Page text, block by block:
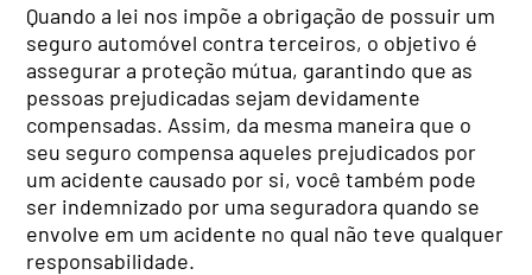
Quando a lei nos impõe a obrigação de possuir um
seguro automóvel contra terceiros, o objetivo é
assegurar a proteção mútua, garantindo que as
pessoas prejudicadas sejam devidamente
compensadas. Assim, da mesma maneira que o
seu seguro compensa aqueles prejudicados por
um acidente causado por si, você também pode
ser indemnizado por uma seguradora quando se
envolve em um acidente no qual não teve qualquer
responsabilidade.